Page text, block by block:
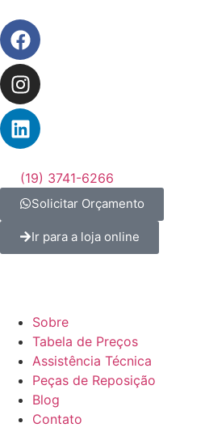
(19) 3741-6266
Solicitar Orçamento
Ir para a loja online
Sobre
Tabela de Preços
Assistência Técnica
Peças de Reposição
Blog
Contato